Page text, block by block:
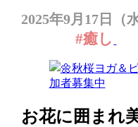
2025年9月17日（水
#癒し
お花に囲まれ